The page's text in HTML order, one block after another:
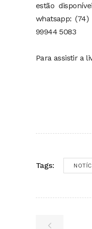
estão
whatsapp:
99944 5083
Para assistir a
Tags: